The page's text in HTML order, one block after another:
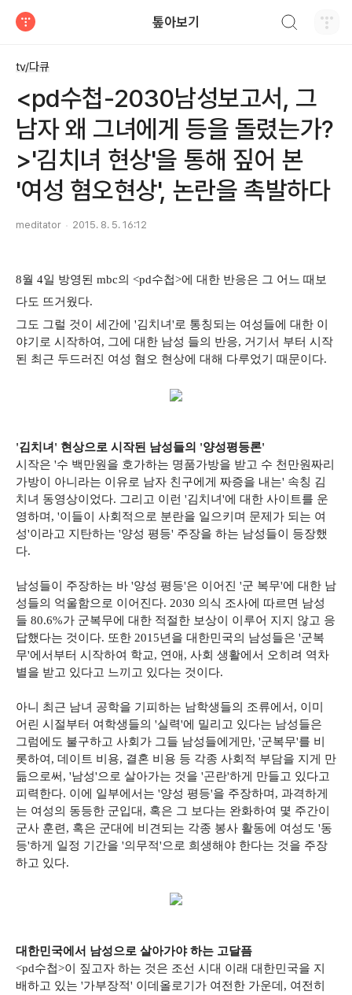
톺아보기
tv/다큐
<pd수첩-2030남성보고서, 그
남자 왜 그녀에게 등을 돌렸는가?
>'김치녀 현상'을 통해 짚어 본
'여성 혐오현상', 논란을 촉발하다
meditator 2015. 8. 5. 16:12
8월 4일 방영된 mbc의 <pd수첩>에 대한 반응은 그 어느 때보
다도 뜨거웠다.
그도 그럴 것이 세간에 '김치녀'로 통칭되는 여성들에 대한 이
야기로 시작하여, 그에 대한 남성 들의 반응, 거기서 부터 시작
된 최근 두드러진 여성 혐오 현상에 대해 다루었기 때문이다.
'김치녀' 현상으로 시작된 남성들의 '양성평등론'
시작은 '수 백만원을 호가하는 명품가방을 받고 수 천만원짜리
가방이 아니라는 이유로 남자 친구에게 짜증을 내는' 속칭 김
치녀 동영상이었다. 그리고 이런 '김치녀'에 대한 사이트를 운
영하며, '이들이 사회적으로 분란을 일으키며 문제가 되는 여
성'이라고 지탄하는 '양성 평등' 주장을 하는 남성들이 등장했
다.
남성들이 주장하는 바 '양성 평등'은 이어진 '군 복무'에 대한 남
성들의 억울함으로 이어진다. 2030 의식 조사에 따르면 남성
들 80.6%가 군복무에 대한 적절한 보상이 이루어 지지 않고 응
답했다는 것이다. 또한 2015년을 대한민국의 남성들은 '군복
무'에서부터 시작하여 학교, 연애, 사회 생활에서 오히려 역차
별을 받고 있다고 느끼고 있다는 것이다.
아니 최근 남녀 공학을 기피하는 남학생들의 조류에서, 이미
어린 시절부터 여학생들의 '실력'에 밀리고 있다는 남성들은
그럼에도 불구하고 사회가 그들 남성들에게만, '군복무'를 비
롯하여, 데이트 비용, 결혼 비용 등 각종 사회적 부담을 지게 만
듦으로써, '남성'으로 살아가는 것을 '곤란'하게 만들고 있다고
피력한다. 이에 일부에서는 '양성 평등'을 주장하며, 과격하게
는 여성의 동등한 군입대, 혹은 그 보다는 완화하여 몇 주간이
군사 훈련, 혹은 군대에 비견되는 각종 봉사 활동에 여성도 '동
등'하게 일정 기간을 '의무적'으로 희생해야 한다는 것을 주장
하고 있다.
대한민국에서 남성으로 살아가야 하는 고달픔
<pd수첩>이 짚고자 하는 것은 조선 시대 이래 대한민국을 지
배하고 있는 '가부장적' 이데올로기가 여전한 가운데, 여전히